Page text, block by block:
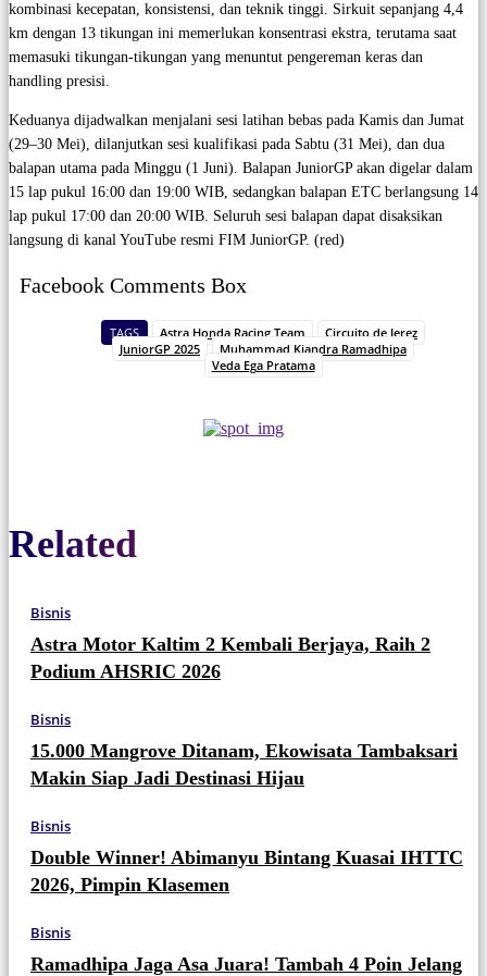
Related
Bisnis
Astra Motor Kaltim 2 Kembali Berjaya, Raih 2
Podium AHSRIC 2026
Bisnis
15.000 Mangrove Ditanam, Ekowisata Tambaksari
Makin Siap Jadi Destinasi Hijau
Bisnis
Double Winner! Abimanyu Bintang Kuasai IHTTC
2026, Pimpin Klasemen
Bisnis
Ramadhipa Jaga Asa Juara! Tambah 4 Poin Jelang
kombinasi kecepatan, konsistensi, dan teknik tinggi. Sirkuit sepanjang 4,4
km dengan 13 tikungan ini memerlukan konsentrasi ekstra, terutama saat
memasuki tikungan-tikungan yang menuntut pengereman keras dan
handling presisi.
Keduanya dijadwalkan menjalani sesi latihan bebas pada Kamis dan Jumat
(29–30 Mei), dilanjutkan sesi kualifikasi pada Sabtu (31 Mei), dan dua
balapan utama pada Minggu (1 Juni). Balapan JuniorGP akan digelar dalam
15 lap pukul 16:00 dan 19:00 WIB, sedangkan balapan ETC berlangsung 14
lap pukul 17:00 dan 20:00 WIB. Seluruh sesi balapan dapat disaksikan
langsung di kanal YouTube resmi FIM JuniorGP. (red)
Facebook Comments Box
TAGS Astra Honda Racing Team
Circuito de Jerez
JuniorGP 2025
Muhammad Kiandra Ramadhipa
Veda Ega Pratama